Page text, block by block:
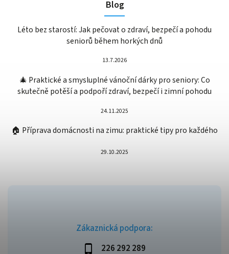
Zákaznická podpora:
226 292 289
Blog
Léto bez starostí: Jak pečovat o zdraví, bezpečí a pohodu
seniorů během horkých dnů
13.7.2026
🎄 Praktické a smysluplné vánoční dárky pro seniory: Co
skutečně potěší a podpoří zdraví, bezpečí i zimní pohodu
24.11.2025
🏠 Příprava domácnosti na zimu: praktické tipy pro každého
29.10.2025